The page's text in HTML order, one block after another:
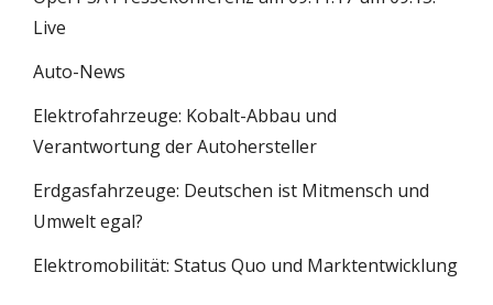
Live
Auto-News
Elektrofahrzeuge: Kobalt-Abbau und
Verantwortung der Autohersteller
Erdgasfahrzeuge: Deutschen ist Mitmensch und
Umwelt egal?
Elektromobilität: Status Quo und Marktentwicklung